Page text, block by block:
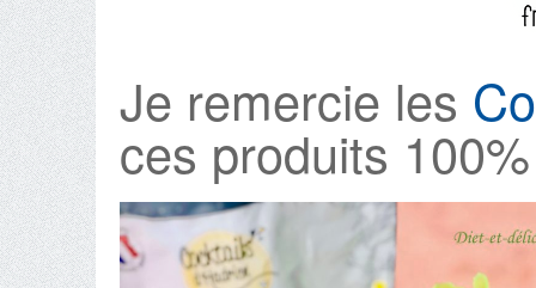
Je remercie les
ces produits